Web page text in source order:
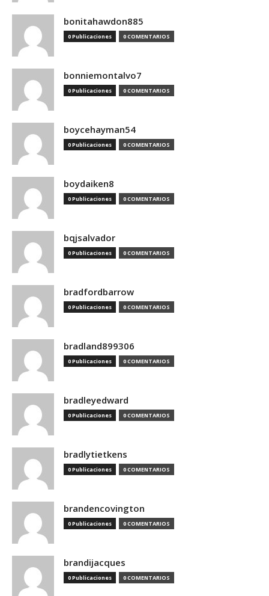
bonitahawdon885
0 Publicaciones 0 COMENTARIOS
bonniemontalvo7
0 Publicaciones 0 COMENTARIOS
boycehayman54
0 Publicaciones 0 COMENTARIOS
boydaiken8
0 Publicaciones 0 COMENTARIOS
bqjsalvador
0 Publicaciones 0 COMENTARIOS
bradfordbarrow
0 Publicaciones 0 COMENTARIOS
bradland899306
0 Publicaciones 0 COMENTARIOS
bradleyedward
0 Publicaciones 0 COMENTARIOS
bradlytietkens
0 Publicaciones 0 COMENTARIOS
brandencovington
0 Publicaciones 0 COMENTARIOS
brandijacques
0 Publicaciones 0 COMENTARIOS